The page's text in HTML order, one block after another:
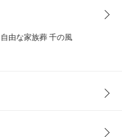
自由な家族葬 千の風